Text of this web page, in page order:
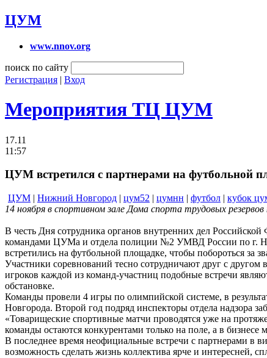
ЦУМ
www.nnov.org
поиск по сайту
Регистрация | Вход
Мероприятия ТЦ ЦУМ
17.11
11:57
ЦУМ встретился с партнерами на футбольной
ЦУМ | Нижний Новгород | цум52 | цумнн | футбол | кубок
14 ноября в спортивном зале Дома спорта трудовых
В честь Дня сотрудника органов внутренних дел
командами ЦУМа и отдела полиции №2 УМВД России по г. Н.
встретились на футбольной площадке, чтобы побороться за
Участники соревнований тесно сотрудничают друг с
игроков каждой из команд-участниц подобные встречи
обстановке.
Команды провели 4 игры по олимпийской системе, в
Новгорода. Второй год подряд инспекторы отдела надзора
«Товарищеские спортивные матчи проводятся уже на
команды остаются конкурентами только на поле, а в
В последнее время неофициальные встречи с партнерами в
возможность сделать жизнь коллектива ярче и интересней,